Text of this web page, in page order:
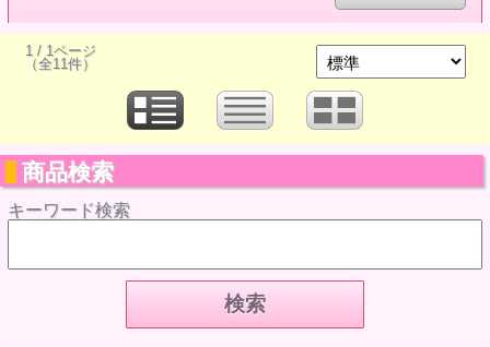
1 / 1ページ
（全11件）
商品検索
キーワード検索